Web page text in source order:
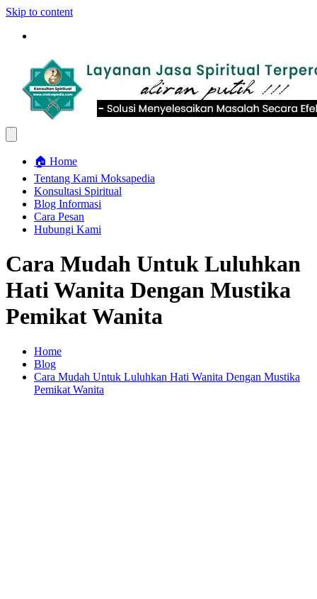
Skip to content
🏠 Home
Tentang Kami Moksapedia
Konsultasi Spiritual
Blog Informasi
Cara Pesan
Hubungi Kami
Cara Mudah Untuk Luluhkan
Hati Wanita Dengan Mustika
Pemikat Wanita
Home
Blog
Cara Mudah Untuk Luluhkan Hati Wanita Dengan Mustika
Pemikat Wanita